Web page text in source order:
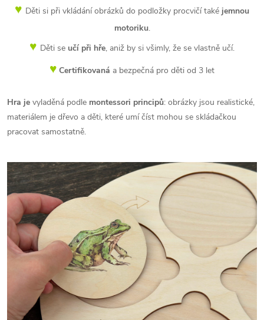
♥ Děti si při vkládání obrázků do podložky procvičí také jemnou
motoriku.
♥ Děti se učí při hře, aniž by si všimly, že se vlastně učí.
♥ Certifikovaná a bezpečná pro děti od 3 let
Hra je vyladěná podle montessori principů: obrázky jsou realistické,
materiálem je dřevo a děti, které umí číst mohou se skládačkou
pracovat samostatně.